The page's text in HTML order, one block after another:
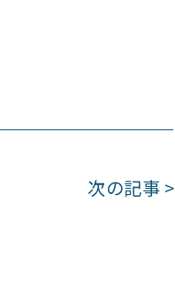
次の記事 >